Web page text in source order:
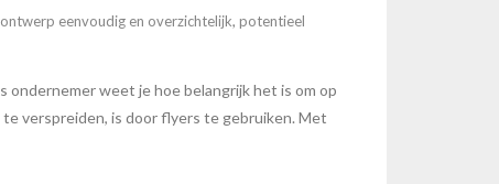
ontwerp eenvoudig en overzichtelijk, potentieel
weet je hoe belangrijk het is om op
verspreiden, is door flyers te gebruiken. Met